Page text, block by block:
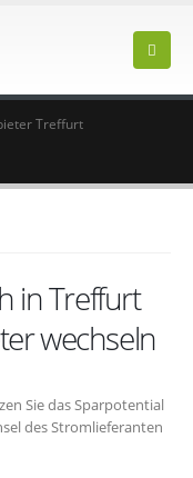
Treffurt
in Treffurt
wechseln
Sie das Sparpotential
des Stromlieferanten